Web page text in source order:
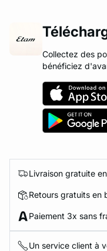
Collectez des
bénéficiez
Livraison gratuite
Retours gratuits en
Paiement 3x sans
Un service client à